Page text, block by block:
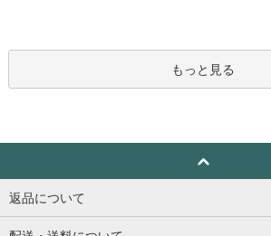
もっと見る
返品について